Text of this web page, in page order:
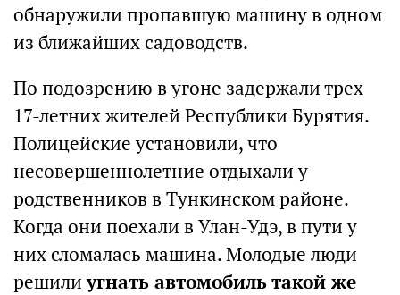
обнаружили пропавшую машину в одном
из ближайших садоводств.
По подозрению в угоне задержали трех
17-летних жителей Республики Бурятия.
Полицейские установили, что
несовершеннолетние отдыхали у
родственников в Тункинском районе.
Когда они поехали в Улан-Удэ, в пути у
них сломалась машина. Молодые люди
решилиугнать автомобиль такой же